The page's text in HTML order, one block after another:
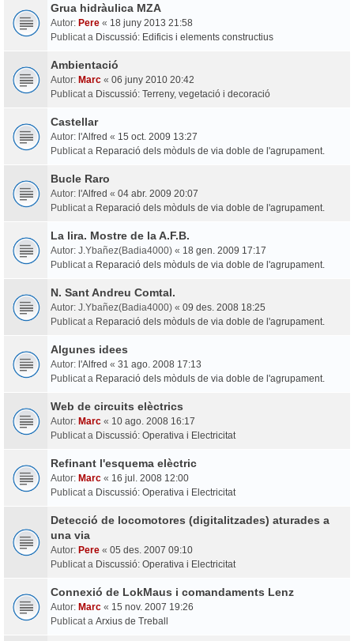
Grua hidràulica MZA
Autor: Pere « 18 juny 2013 21:58
Publicat a Discussió: Edificis i elements constructius
Ambientació
Autor: Marc « 06 juny 2010 20:42
Publicat a Discussió: Terreny, vegetació i decoració
Castellar
Autor: l'Alfred « 15 oct. 2009 13:27
Publicat a Reparació dels mòduls de via doble de l'agrupament.
Bucle Raro
Autor: l'Alfred « 04 abr. 2009 20:07
Publicat a Reparació dels mòduls de via doble de l'agrupament.
La lira. Mostre de la A.F.B.
Autor: J.Ybañez(Badia4000) « 18 gen. 2009 17:17
Publicat a Reparació dels mòduls de via doble de l'agrupament.
N. Sant Andreu Comtal.
Autor: J.Ybañez(Badia4000) « 09 des. 2008 18:25
Publicat a Reparació dels mòduls de via doble de l'agrupament.
Algunes idees
Autor: l'Alfred « 31 ago. 2008 17:13
Publicat a Reparació dels mòduls de via doble de l'agrupament.
Web de circuits elèctrics
Autor: Marc « 10 ago. 2008 16:17
Publicat a Discussió: Operativa i Electricitat
Refinant l'esquema elèctric
Autor: Marc « 16 jul. 2008 12:00
Publicat a Discussió: Operativa i Electricitat
Detecció de locomotores (digitalitzades) aturades a
una via
Autor: Pere « 05 des. 2007 09:10
Publicat a Discussió: Operativa i Electricitat
Connexió de LokMaus i comandaments Lenz
Autor: Marc « 15 nov. 2007 19:26
Publicat a Arxius de Treball